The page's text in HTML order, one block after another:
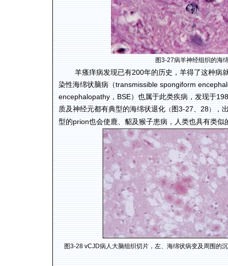
图3-27病羊神经组织的海
羊瘙痒病发现已有200年的历史，羊得了这种病
染性海绵状脑病（transmissible spongiform
encephalopathy，BSE）也属于此类疾病，发现于
质及神经元都有典型的海绵状退化（图3-27、28），
型的prion也会使鹿、貂及猴子患病，人类也具有类似
图3-28vCJD病人大脑组织切片，左、海绵状病变及周围的